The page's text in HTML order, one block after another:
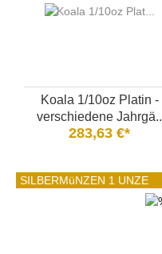
Koala 1/10oz Platin -
verschiedene Jahrgä..
283,63 €*
SILBERMüNZEN 1 UNZE